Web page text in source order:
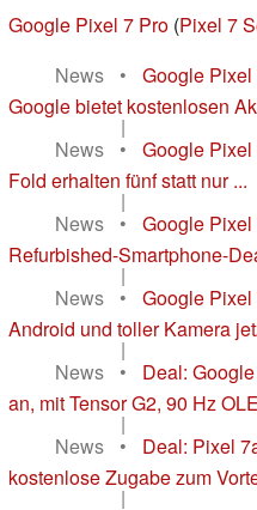
Google Pixel 7 Pro (Pixel 7
News
•
Google
Google bietet kostenlosen
|
News
•
Google
Fold erhalten fünf statt nur ...
|
News
•
Google Pixel
Refurbished-Smartphone-
|
News
•
Google
Android und toller Kamera
|
News
•
Deal:
an, mit Tensor G2, 90 Hz
|
News
•
Deal: Pixel
kostenlose Zugabe zum
|